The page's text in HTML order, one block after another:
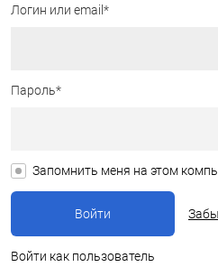
Логин или email*
Пароль*
Запомнить меня на этом
Войти как пользователь